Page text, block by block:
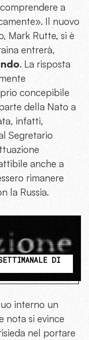
a
Il nuovo
Mark Rutte, si è
entrerà,
. La risposta
concepibile
della Nato a
infatti,
Segretario
anche a
rimanere
la Russia.
DI
interno un
nota si evince
nel portare